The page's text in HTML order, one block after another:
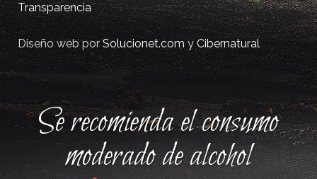
Transparencia
Diseño web porSolucionet.comyCibernatural
Se recomienda el consumo
moderado de alcohol